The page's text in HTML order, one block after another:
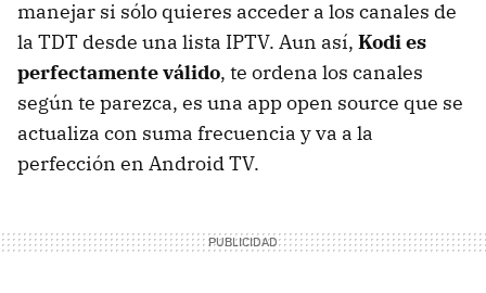
manejar si sólo quieres acceder a los canales de
la TDT desde una lista IPTV. Aun así, Kodi es
perfectamente válido, te ordena los canales
según te parezca, es una app open source que se
actualiza con suma frecuencia y va a la
perfección en Android TV.